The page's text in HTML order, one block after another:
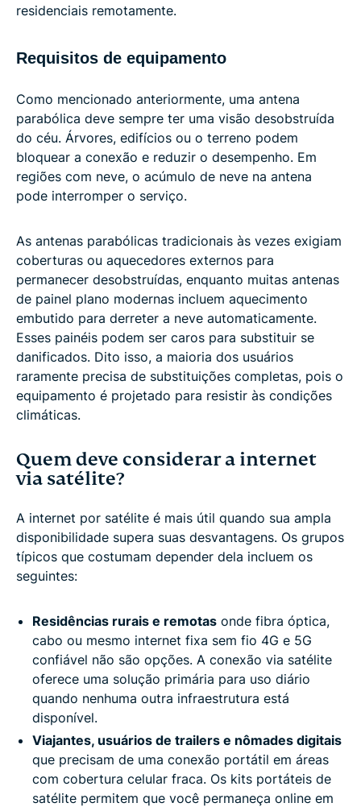
residenciais remotamente.
Requisitos de equipamento
Como mencionado anteriormente, uma antena
parabólica deve sempre ter uma visão desobstruída
do céu. Árvores, edifícios ou o terreno podem
bloquear a conexão e reduzir o desempenho. Em
regiões com neve, o acúmulo de neve na antena
pode interromper o serviço.
As antenas parabólicas tradicionais às vezes exigiam
coberturas ou aquecedores externos para
permanecer desobstruídas, enquanto muitas antenas
de painel plano modernas incluem aquecimento
embutido para derreter a neve automaticamente.
Esses painéis podem ser caros para substituir se
danificados. Dito isso, a maioria dos usuários
raramente precisa de substituições completas, pois o
equipamento é projetado para resistir às condições
climáticas.
Quem deve considerar a internet
via satélite?
A internet por satélite é mais útil quando sua ampla
disponibilidade supera suas desvantagens. Os grupos
típicos que costumam depender dela incluem os
seguintes:
Residências rurais e remotas onde fibra óptica,
cabo ou mesmo internet fixa sem fio 4G e 5G
confiável não são opções. A conexão via satélite
oferece uma solução primária para uso diário
quando nenhuma outra infraestrutura está
disponível.
Viajantes, usuários de trailers e nômades digitais
que precisam de uma conexão portátil em áreas
com cobertura celular fraca. Os kits portáteis de
satélite permitem que você permaneça online em